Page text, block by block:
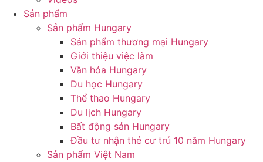
Sản phẩm
Sản phẩm Hungary
Sản phẩm thương mại Hungary
Giới thiệu việc làm
Văn hóa Hungary
Du học Hungary
Thể thao Hungary
Du lịch Hungary
Bất động sản Hungary
Đầu tư nhận thẻ cư trú 10 năm Hungary
Sản phẩm Việt Nam